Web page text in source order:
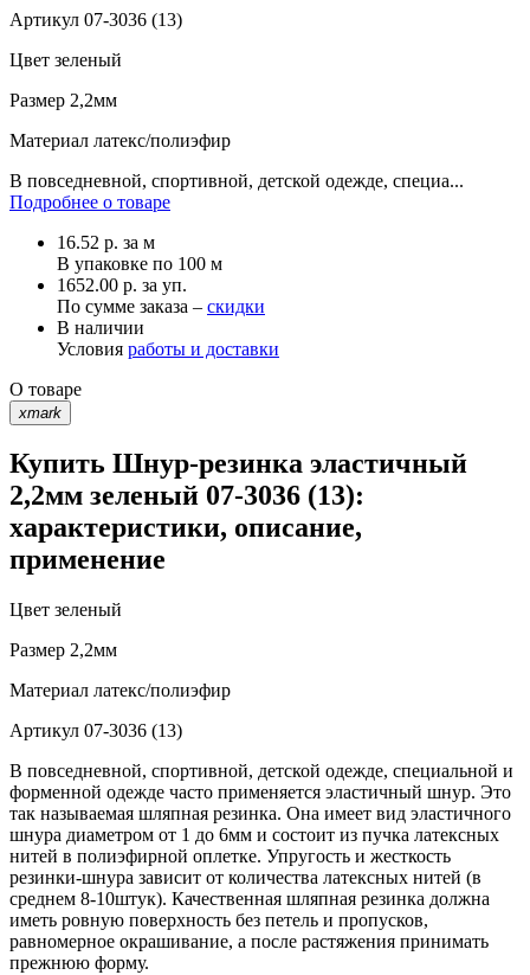
Артикул 07-3036 (13)
Цвет зеленый
Размер 2,2мм
Материал латекс/полиэфир
В повседневной, спортивной, детской одежде, специа...
Подробнее о товаре
16.52 р. за м
В упаковке по 100 м
1652.00 р. за уп.
По сумме заказа – скидки
В наличии
Условия работы и доставки
О товаре
xmark
Купить Шнур-резинка эластичный
2,2мм зеленый 07-3036 (13):
характеристики, описание,
применение
Цвет зеленый
Размер 2,2мм
Материал латекс/полиэфир
Артикул 07-3036 (13)
В повседневной, спортивной, детской одежде, специальной и
форменной одежде часто применяется эластичный шнур. Это
так называемая шляпная резинка. Она имеет вид эластичного
шнура диаметром от 1 до 6мм и состоит из пучка латексных
нитей в полиэфирной оплетке. Упругость и жесткость
резинки-шнура зависит от количества латексных нитей (в
среднем 8-10штук). Качественная шляпная резинка должна
иметь ровную поверхность без петель и пропусков,
равномерное окрашивание, а после растяжения принимать
прежнюю форму.